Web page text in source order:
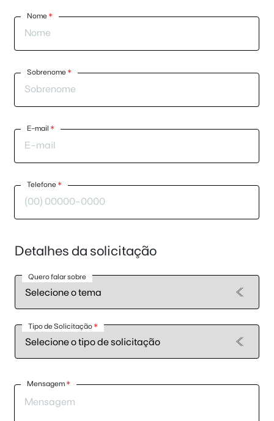
Nome *
Sobrenome *
E-mail *
Telefone *
Detalhes da solicitação
Quero falar sobre
Tipo de Solicitação *
Mensagem *